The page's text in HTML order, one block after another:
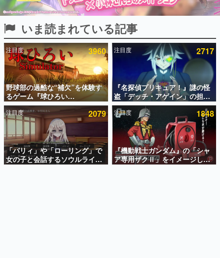
ピックアップ
電ファミのいま読まれている記事ランキング
アプリセール情報
インタビュー
連載・特集一覧
殿堂入り記事
SNS拡散数が数千以上！ ページビュー数万以上！ などな
ど。多くの人々に読まれた、電ファミ渾身の“殿堂入り”記
事をまとめました。
いま読まれている記事
注目度 3960
野球部の過酷な“補欠”を体験す
るゲーム『球ひろい
Simulator』が「1件」のウィッ
シュリストをもとにチェコ語に
対応しSNSで話題に。『キング
ダム・カム』開発元やチェコの
プロ野球選手から称賛の声
注目度 2717
『名探偵プリキュア！』謎の怪
盗「デッチ・アゲイン」の担当
キャストは天﨑滉平さんと判
明。『Re:ゼロから始める異世
界生活』オットー役、『ヒプノ
シスマイク』山田三郎役など
注目度 2079
「パリィ」や「ローリング」で
女の子と会話するソウルライク
恋愛ゲーム『小早川さんはソウ
注目度 1848
『機動戦士ガンダム』の「シャ
ア専用ザクⅡ」をイメージした
散水ホースリールが予約開始。